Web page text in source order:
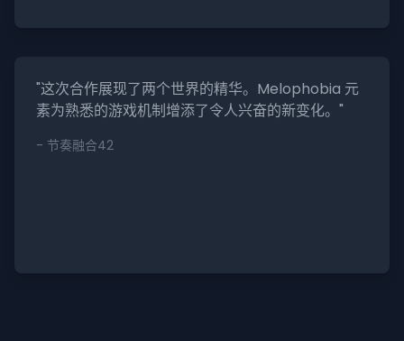
"这次合作展现了两个世界的精华。Melophobia 元
素为熟悉的游戏机制增添了令人兴奋的新变化。"
- 节奏融合42